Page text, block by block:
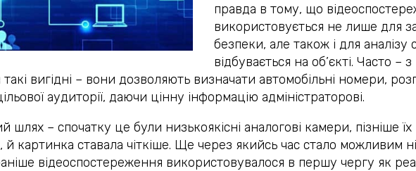
правда в тому, що
використовується не лише для
безпеки, але також і для аналізу
відбувається на об’єкті. Часто –
вигідні – вони дозволяють визначати автомобільні номери,
аудиторії, даючи цінну інформацію адміністраторові.
– спочатку це були низькоякісні аналогові камери, пізніше їх
й картинка ставала чіткіше. Ще через якийсь час стало можливим
відеоспостереження використовувалося в першу чергу як